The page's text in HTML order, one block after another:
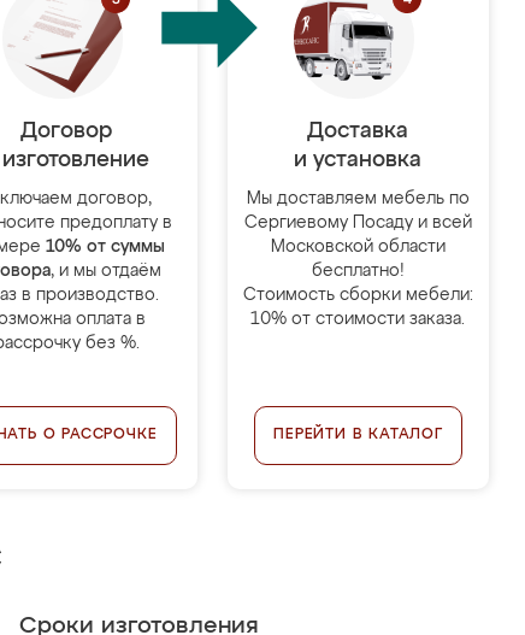
Договор
договор,
предоплату в
10% от суммы
, и мы отдаём
в производство.
оплата в
без %.
О РАССРОЧКЕ
Доставка
и установка
Мы доставляем мебель по
Сергиевому Посаду и всей
Московской области
бесплатно!
Стоимость сборки мебели:
10% от стоимости заказа.
ПЕРЕЙТИ В КАТАЛОГ
Сроки изготовления